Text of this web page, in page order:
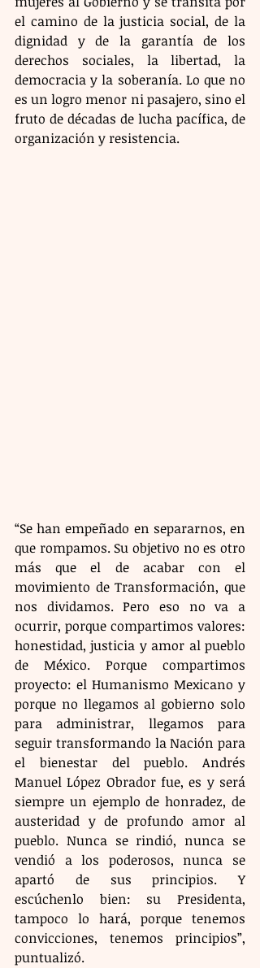
el camino de la justicia social, de la
dignidad y de la garantía de los
derechos sociales, la libertad, la
democracia y la soberanía. Lo que no
es un logro menor ni pasajero, sino el
fruto de décadas de lucha pacífica, de
organización y resistencia.
“Se han empeñado en separarnos, en
que rompamos. Su objetivo no es otro
más que el de acabar con el
movimiento de Transformación, que
nos dividamos. Pero eso no va a
ocurrir, porque compartimos valores:
honestidad, justicia y amor al pueblo
de México. Porque compartimos
proyecto: el Humanismo Mexicano y
porque no llegamos al gobierno solo
para administrar, llegamos para
seguir transformando la Nación para
el bienestar del pueblo. Andrés
Manuel López Obrador fue, es y será
siempre un ejemplo de honradez, de
austeridad y de profundo amor al
pueblo. Nunca se rindió, nunca se
vendió a los poderosos, nunca se
apartó de sus principios. Y
escúchenlo bien: su Presidenta,
tampoco lo hará, porque tenemos
convicciones, tenemos principios”,
puntualizó.